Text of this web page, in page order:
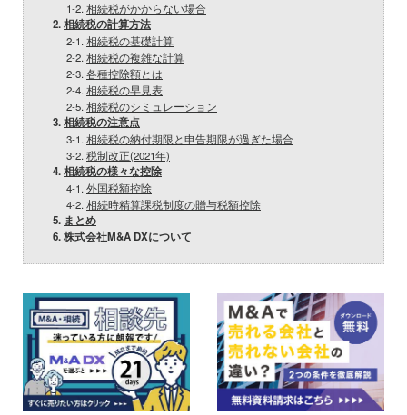
1-2. 相続税がかからない場合
2.相続税の計算方法
2-1. 相続税の基礎計算
2-2. 相続税の複雑な計算
2-3. 各種控除額とは
2-4. 相続税の早見表
2-5. 相続税のシミュレーション
3.相続税の注意点
3-1. 相続税の納付期限と申告期限が過ぎた場合
3-2. 税制改正(2021年)
4.相続税の様々な控除
4-1. 外国税額控除
4-2. 相続時精算課税制度の贈与税額控除
5. まとめ
6.株式会社M&A DXについて